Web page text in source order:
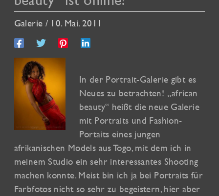
Galerie / 10. Mai. 2011
In der Portrait-Galerie gibt es
Neues zu betrachten! „african
beauty“ heißt die neue Galerie
mit Portraits und Fashion-
Portaits eines jungen
afrikanischen Models aus Togo, mit dem ich in
meinem Studio ein sehr interessantes Shooting
machen konnte. Meist bin ich ja bei Portraits für
Farbfotos nicht so sehr zu begeistern, hier aber